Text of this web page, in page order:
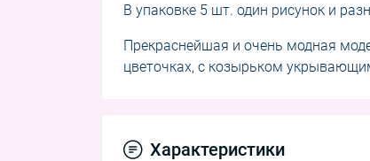
В упаковке 5 шт. один рисунок и
Прекраснейшая и очень модная
цветочках, с козырьком
Характеристики